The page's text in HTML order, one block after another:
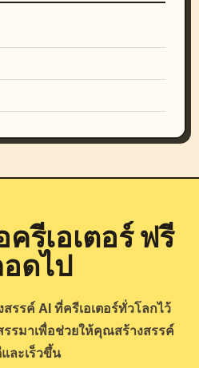
รีเอเตอร์ ฟรี
ดไป
รรค์ AI ที่ครีเอเตอร์ทั่วโลกไว้
รมาเพื่อช่วยให้คุณสร้างสรรค์
ละเร็วขึ้น